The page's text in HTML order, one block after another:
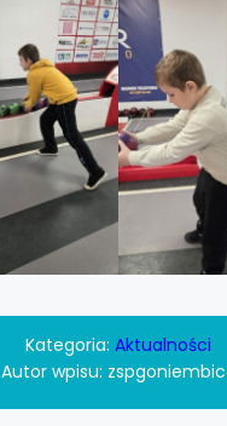
Kategoria: Aktualności
Autor wpisu: